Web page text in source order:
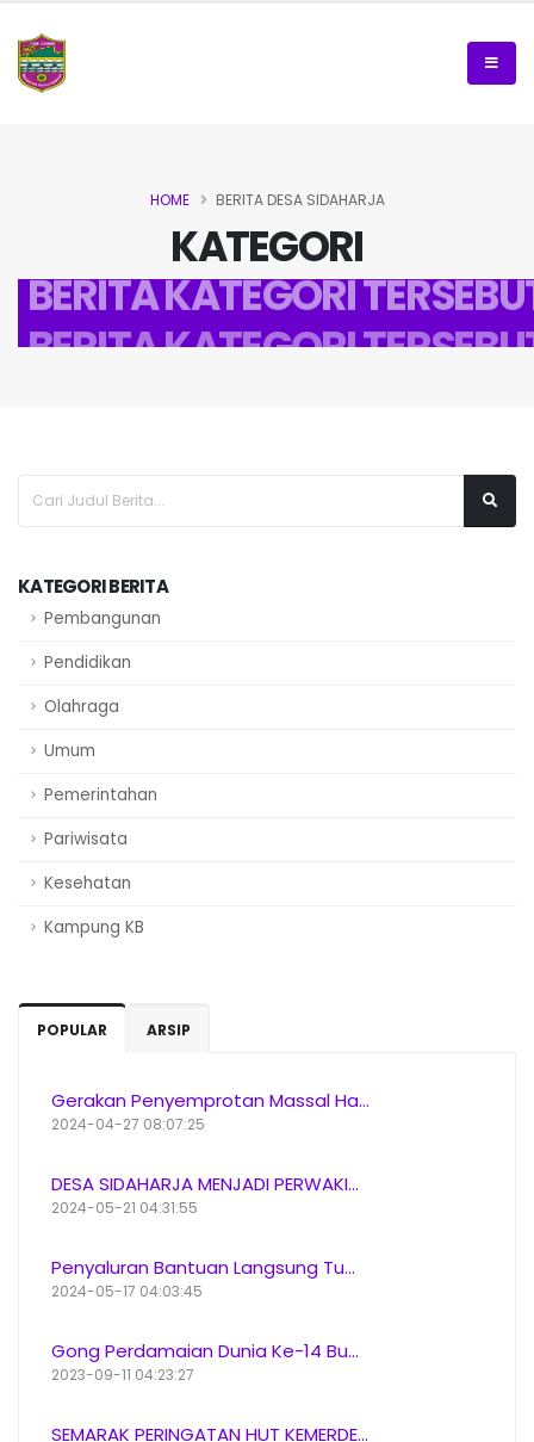
KATEGORI
BERITA KATEGORI
HOME BERITA DESA SIDAHARJA
KATEGORI BERITA
Pembangunan
Pendidikan
Olahraga
Umum
Pemerintahan
Pariwisata
Kesehatan
Kampung KB
POPULAR ARSIP
Gerakan Penyemprotan Massal Ha...
2024-04-27 08:07:25
DESA SIDAHARJA MENJADI PERWAKI...
2024-05-21 04:31:55
Penyaluran Bantuan Langsung Tu...
2024-05-17 04:03:45
Gong Perdamaian Dunia Ke-14 Bu...
2023-09-11 04:23:27
SEMARAK PERINGATAN HUT KEMERDE...